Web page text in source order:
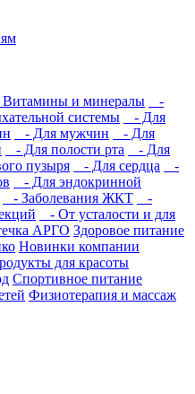
и минералы
-
системы
- Для
- Для мужчин
- Для
- Для полости рта
- Для
пузыря - Для сердца
-
- Для эндокринной
- Заболевания ЖКТ
-
- От усталости и для
АРГО Здоровое питание
Новинки компании
для красоты
Спортивное питание
Физиотерапия и массаж